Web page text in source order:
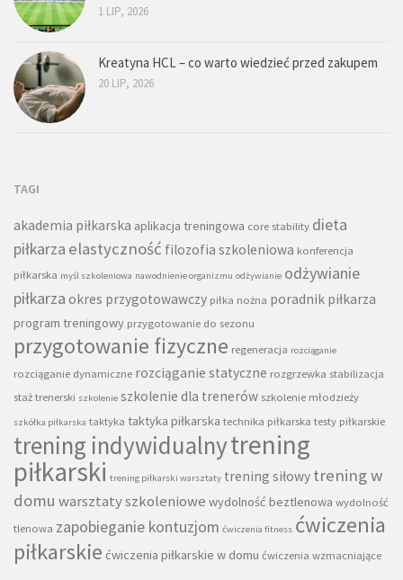
1 LIP, 2026
Kreatyna HCL – co warto wiedzieć przed zakupem
20 LIP, 2026
TAGI
akademia piłkarska aplikacja treningowa core stability dieta
piłkarza elastyczność filozofia szkoleniowa konferencja
piłkarska myśl szkoleniowa nawodnienie organizmu odżywianie odżywianie
piłkarza okres przygotowawczy piłka nożna poradnik piłkarza
program treningowy przygotowanie do sezonu
przygotowanie fizyczne regeneracja rozciąganie
rozciąganie dynamiczne rozciąganie statyczne rozgrzewka stabilizacja
staż trenerski szkolenie szkolenie dla trenerów szkolenie młodzieży
szkółka piłkarska taktyka taktyka piłkarska technika piłkarska testy piłkarskie
trening indywidualnytrening
piłkarski trening piłkarski warsztaty trening siłowy trening w
domu warsztaty szkoleniowe wydolność beztlenowa wydolność
tlenowa zapobieganie kontuzjom ćwiczenia fitness ćwiczenia
piłkarskie ćwiczenia piłkarskie w domu ćwiczenia wzmacniające